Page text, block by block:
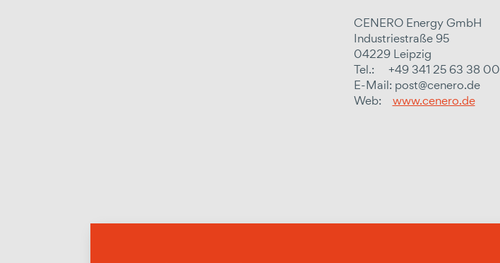
CENERO Energy GmbH
Industriestraße 95
04229 Leipzig
Tel.: +49 341 25 63 38 00
E-Mail: post@cenero.de
Web: www.cenero.de